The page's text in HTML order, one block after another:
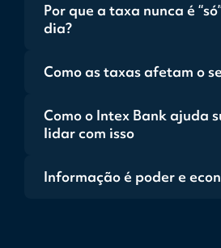
Por que a taxa nunca é
dia?
Como as taxas afetam o
Como o Intex Bank ajuda
lidar com isso
Informação é poder e